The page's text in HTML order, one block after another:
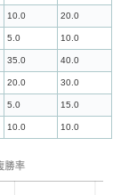
10.0 20.0
5.0 10.0
35.0 40.0
20.0 30.0
5.0 15.0
10.0 10.0